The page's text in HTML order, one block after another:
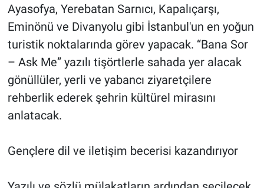
Ayasofya, Yerebatan Sarnıcı, Kapalıçarşı,
Eminönü ve Divanyolu gibi İstanbul'un en yoğun
turistik noktalarında görev yapacak. “Bana Sor
– Ask Me” yazılı tişörtlerle sahada yer alacak
gönüllüler, yerli ve yabancı ziyaretçilere
rehberlik ederek şehrin kültürel mirasını
anlatacak.
Gençlere dil ve iletişim becerisi kazandırıyor